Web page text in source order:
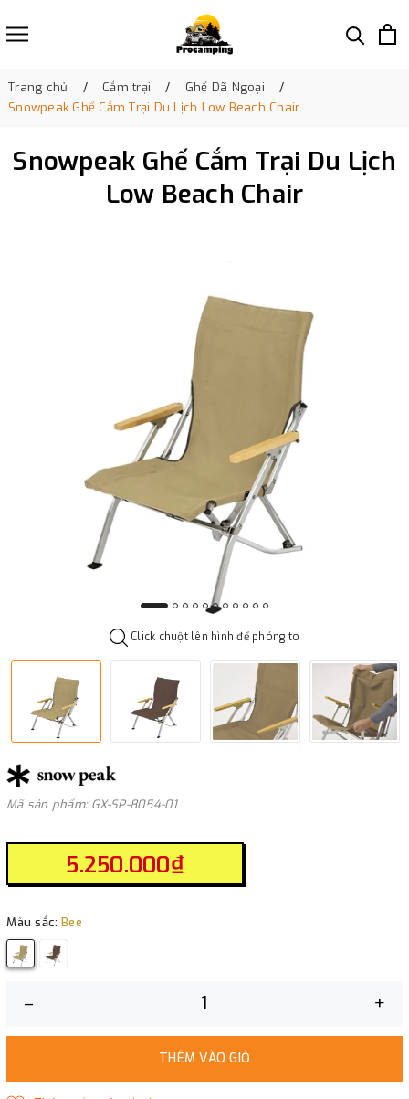
Trang chủ Cắm trại
Ghế Dã Ngoại
Snowpeak Ghế Cắm Trại Du Lịch Low Beach Chair
Snowpeak Ghế Cắm Trại Du Lịch
Low Beach Chair
Click chuột lên hình để phóng to
Mã sản phẩm: GX-SP-8054-01
5.250.000₫
Màu sắc: Bee
– +
THÊM VÀO GIỎ